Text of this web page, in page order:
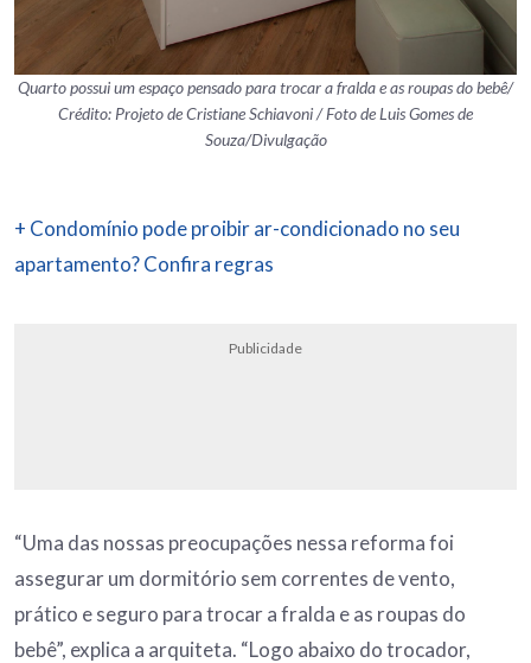
Quarto possui um espaço pensado para trocar a fralda e as roupas do bebê/
Crédito: Projeto de Cristiane Schiavoni / Foto de Luis Gomes de
Souza/Divulgação
+ Condomínio pode proibir ar-condicionado no seu
apartamento? Confira regras
Publicidade
“Uma das nossas preocupações nessa reforma foi
assegurar um dormitório sem correntes de vento,
prático e seguro para trocar a fralda e as roupas do
bebê”, explica a arquiteta. “Logo abaixo do trocador,